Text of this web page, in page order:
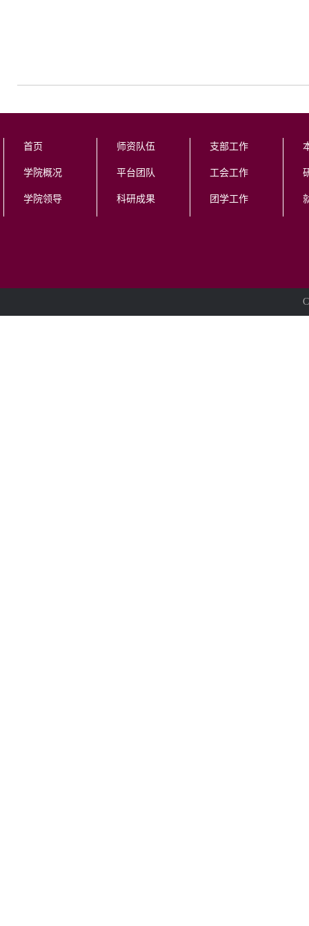
首页
学院概况
学院领导
师资队伍
平台团队
科研成果
支部工作
工会工作
团学工作